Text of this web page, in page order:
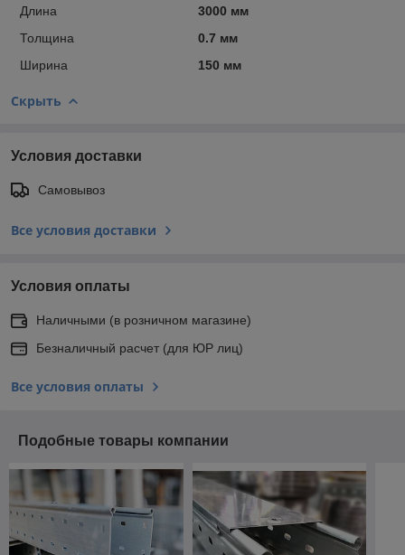
Длина
3000 мм
Толщина
0.7 мм
Ширина
150 мм
Скрыть
Условия доставки
Самовывоз
Все условия доставки
Условия оплаты
Наличными (в розничном магазине)
Безналичный расчет (для ЮР лиц)
Все условия оплаты
Подобные товары компании